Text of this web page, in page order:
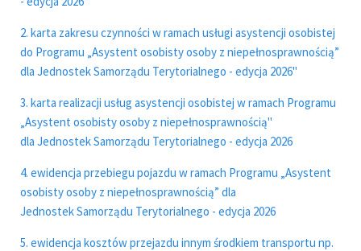
2. karta zakresu czynności w ramach usługi asystencji osobistej
do Programu „Asystent osobisty osoby z niepełnosprawnością”
dla Jednostek Samorządu Terytorialnego - edycja 2026"
3. karta realizacji usług asystencji osobistej w ramach Programu
„Asystent osobisty osoby z niepełnosprawnością"
dla Jednostek Samorządu Terytorialnego - edycja 2026
4. ewidencja przebiegu pojazdu w ramach Programu „Asystent
osobisty osoby z niepełnosprawnością” dla
Jednostek Samorządu Terytorialnego - edycja 2026
5. ewidencja kosztów przejazdu innym środkiem transportu np.